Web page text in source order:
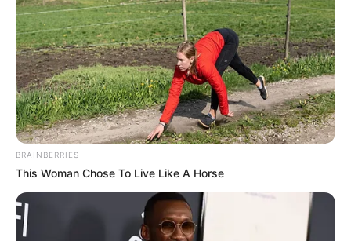
BRAINBERRIES
This Woman Chose To Live Like A Horse